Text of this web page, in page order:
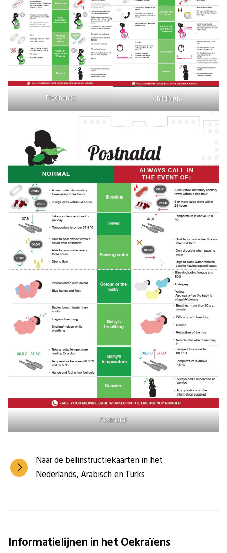
Pregnancy Childbirth
Postnatal
Naar de belinstructiekaarten in het
Nederlands, Arabisch en Turks
Informatielijnen in het Oekraïens